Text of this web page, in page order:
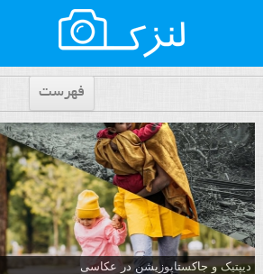
فهرست
دیپتیک و جاکستا‌پوزیشن در عکاسی